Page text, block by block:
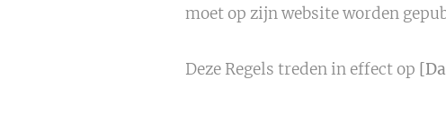
moet op zijn website worden
Deze Regels treden in effect op